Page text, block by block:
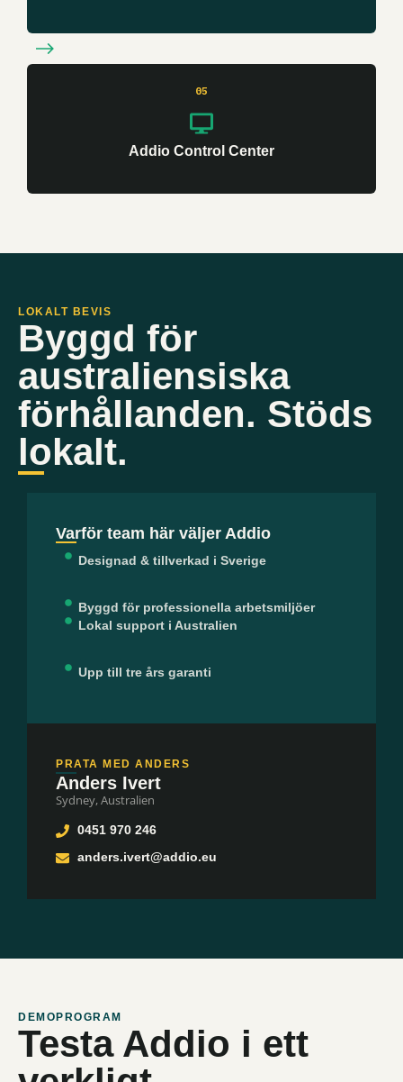
05
Addio Control Center
LOKALT BEVIS
Byggd för
australiensiska
förhållanden. Stöds
lokalt.
Varför team här väljer Addio
Designad & tillverkad i Sverige
Byggd för professionella arbetsmiljöer
Lokal support i Australien
Upp till tre års garanti
PRATA MED ANDERS
Anders Ivert
Sydney, Australien
0451 970 246
anders.ivert@addio.eu
DEMOPROGRAM
Testa Addio i ett